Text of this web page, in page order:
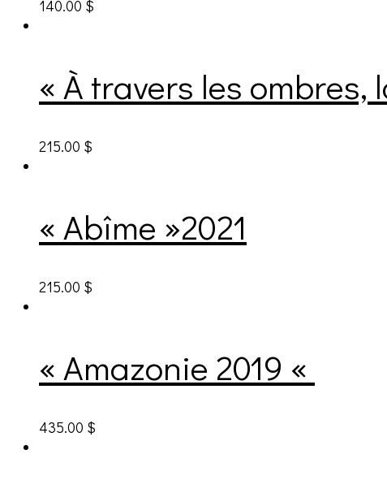
140.00 $
« À travers les ombres,
215.00 $
« Abîme »2021
215.00 $
« Amazonie 2019 «
435.00 $